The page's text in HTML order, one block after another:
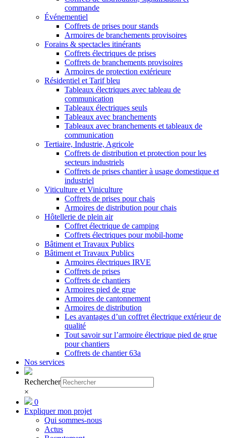
commande
Événementiel
Coffrets de prises pour stands
Armoires de branchements provisoires
Forains & spectacles itinérants
Coffrets électriques de prises
Coffrets de branchements provisoires
Armoires de protection extérieure
Résidentiel et Tarif bleu
Tableaux électriques avec tableau de
communication
Tableaux électriques seuls
Tableaux avec branchements
Tableaux avec branchements et tableaux de
communication
Tertiaire, Industrie, Agricole
Coffrets de distribution et protection pour les
secteurs industriels
Coffrets de prises chantier à usage domestique et
industriel
Viticulture et Viniculture
Coffrets de prises pour chais
Armoires de distribution pour chais
Hôtellerie de plein air
Coffret électrique de camping
Coffrets électriques pour mobil-home
Bâtiment et Travaux Publics
Bâtiment et Travaux Publics
Armoires électriques IRVE
Coffrets de prises
Coffrets de chantiers
Armoires pied de grue
Armoires de cantonnement
Armoires de distribution
Les avantages d’un coffret électrique extérieur de
qualité
Tout savoir sur l’armoire électrique pied de grue
pour chantiers
Coffrets de chantier 63a
Nos services
Rechercher
×
0
Expliquer mon projet
Qui sommes-nous
Actus